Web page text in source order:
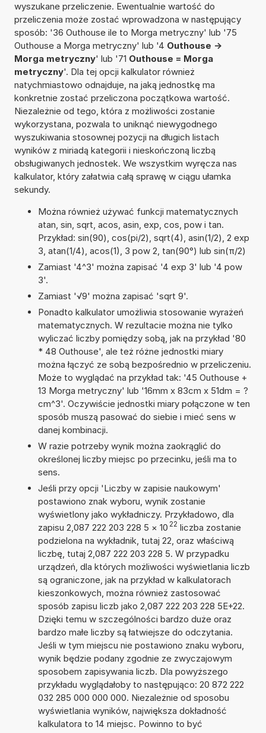
wyszukane przeliczenie. Ewentualnie wartość do
przeliczenia może zostać wprowadzona w następujący
sposób: '36 Outhouse ile to Morga metryczny' lub '75
Outhouse a Morga metryczny' lub '4 Outhouse ->
Morga metryczny' lub '71 Outhouse = Morga
metryczny'. Dla tej opcji kalkulator również
natychmiastowo odnajduje, na jaką jednostkę ma
konkretnie zostać przeliczona początkowa wartość.
Niezależnie od tego, która z możliwości zostanie
wykorzystana, pozwala to uniknąć niewygodnego
wyszukiwania stosownej pozycji na długich listach
wyników z miriadą kategorii i nieskończoną liczbą
obsługiwanych jednostek. We wszystkim wyręcza nas
kalkulator, który załatwia całą sprawę w ciągu ułamka
sekundy.
Można również używać funkcji matematycznych
atan, sin, sqrt, acos, asin, exp, cos, pow i tan.
Przykład: sin(90), cos(pi/2), sqrt(4), asin(1/2), 2 exp
3, atan(1/4), acos(1), 3 pow 2, tan(90°) lub sin(π/2)
Zamiast '4^3' można zapisać '4 exp 3' lub '4 pow
3'.
Zamiast '√9' można zapisać 'sqrt 9'.
Ponadto kalkulator umożliwia stosowanie wyrażeń
matematycznych. W rezultacie można nie tylko
wyliczać liczby pomiędzy sobą, jak na przykład '80
* 48 Outhouse', ale też różne jednostki miary
można łączyć ze sobą bezpośrednio w przeliczeniu.
Może to wyglądać na przykład tak: '45 Outhouse +
13 Morga metryczny' lub '16mm x 83cm x 51dm = ?
cm^3'. Oczywiście jednostki miary połączone w ten
sposób muszą pasować do siebie i mieć sens w
danej kombinacji.
W razie potrzeby wynik można zaokrąglić do
określonej liczby miejsc po przecinku, jeśli ma to
sens.
Jeśli przy opcji 'Liczby w zapisie naukowym'
postawiono znak wyboru, wynik zostanie
wyświetlony jako wykładniczy. Przykładowo, dla
zapisu 2,087 222 203 228 5 × 10 22 liczba zostanie
podzielona na wykładnik, tutaj 22, oraz właściwą
liczbę, tutaj 2,087 222 203 228 5. W przypadku
urządzeń, dla których możliwości wyświetlania liczb
są ograniczone, jak na przykład w kalkulatorach
kieszonkowych, można również zastosować
sposób zapisu liczb jako 2,087 222 203 228 5E+22.
Dzięki temu w szczególności bardzo duże oraz
bardzo małe liczby są łatwiejsze do odczytania.
Jeśli w tym miejscu nie postawiono znaku wyboru,
wynik będzie podany zgodnie ze zwyczajowym
sposobem zapisywania liczb. Dla powyższego
przykładu wyglądałoby to następująco: 20 872 222
032 285 000 000 000. Niezależnie od sposobu
wyświetlania wyników, największa dokładność
kalkulatora to 14 miejsc. Powinno to być